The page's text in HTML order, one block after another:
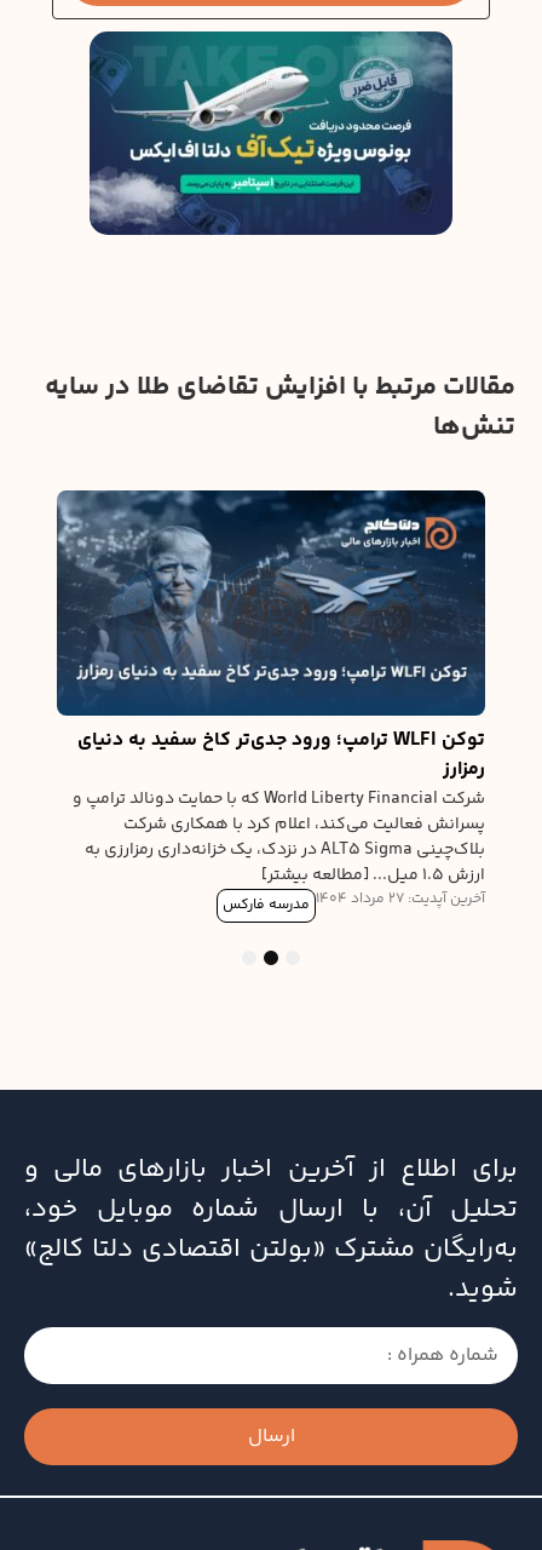
مقالات مرتبط با افزایش تقاضای طلا در سایه
تنش‌ها
توکن WLFI ترامپ؛ ورود جدی‌تر کاخ سفید به دنیای
رمزارز
شرکت World Liberty Financial که با حمایت دونالد ترامپ و
پسرانش فعالیت می‌کند، اعلام کرد با همکاری شرکت
بلاک‌چینی ALT5 Sigma در نزدک، یک خزانه‌داری رمزارزی به
ارزش ۱.۵ میل... [مطالعه بیشتر]
مدرسه فارکس آخرین آپدیت: 27 مرداد 1404
برای اطلاع از آخرین اخبار بازارهای مالی و
تحلیل آن، با ارسال شماره موبایل خود،
به‌رایگان مشترک «بولتن اقتصادی دلتا کالج»
شوید.
ارسال